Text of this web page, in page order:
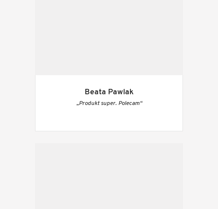
Beata Pawlak
„Produkt super. Polecam“